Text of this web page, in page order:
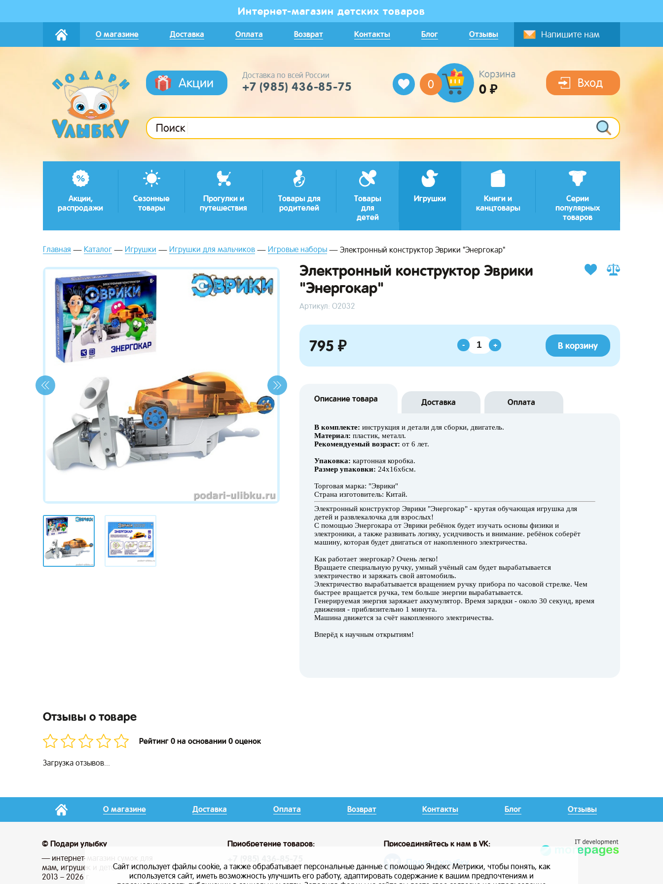
Интернет-магазин детских товаров
О магазине Доставка Оплата Возврат Контакты Блог Отзывы Напишите нам
Акции
Доставка по всей России
+7 (985) 436-85-75 0
Корзина
0 ₽ Вход
Поиск
Акции,
распродажи
Сезонные
товары
Прогулки и
путешествия
Товары для
родителей
Товары
для
детей
Игрушки
Книги и
канцтовары
Серии
популярных
товаров
Главная Каталог Игрушки Игрушки для мальчиков Игровые наборы Электронный конструктор Эврики "Энергокар"
Электронный конструктор Эврики
"Энергокар"
Артикул: О2032
795 ₽ - + В корзину
Описание товара Доставка Оплата
В комплекте: инструкция и детали для сборки, двигатель.
Материал: пластик, металл.
Рекомендуемый возраст: от 6 лет.
Упаковка: картонная коробка.
Размер упаковки: 24х16х6см.
Торговая марка: "Эврики"
Страна изготовитель: Китай.
Электронный конструктор Эврики "Энергокар" - крутая обучающая игрушка для
детей и развлекалочка для взрослых!
С помощью Энергокара от Эврики ребёнок будет изучать основы физики и
электроники, а также развивать логику, усидчивость и внимание. ребёнок соберёт
машину, которая будет двигаться от накопленного электричества.
Как работает энергокар? Очень легко!
Вращаете специальную ручку, умный учёный сам будет вырабатывается
электричество и заряжать свой автомобиль.
Электричество вырабатывается вращением ручку прибора по часовой стрелке. Чем
быстрее вращается ручка, тем больше энергии вырабатывается.
Генерируемая энергия заряжает аккумулятор. Время зарядки - около 30 секунд, время
движения - приблизительно 1 минута.
Машина движется за счёт накопленного электричества.
Вперёд к научным открытиям!
Отзывы о товаре
Рейтинг 0 на основании 0 оценок
Загрузка отзывов...
О магазине Доставка Оплата Возврат Контакты Блог Отзывы
© Подари улыбку
— интернет-магазин сумок для
мам, игрушек и детских товаров
2013 – 2026 г.
Приобретение товаров: Присоединяйтесь к нам в VK:
Подари улыбку
Сайт использует файлы cookie, а также обрабатывает персональные данные с помощью Яндекс Метрики, чтобы понять, как
используется сайт, иметь возможность улучшить его работу, адаптировать содержание к вашим предпочтениям и